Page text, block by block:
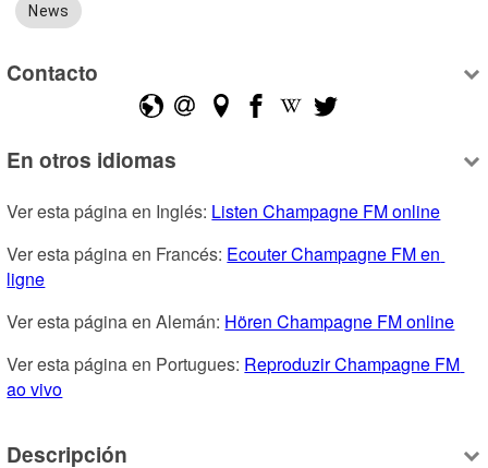
News
Contacto
En otros idiomas
Ver esta página en Inglés: Listen Champagne FM online
Ver esta página en Francés: Ecouter Champagne FM en
ligne
Ver esta página en Alemán: Hören Champagne FM online
Ver esta página en Portugues: Reproduzir Champagne FM
ao vivo
Descripción